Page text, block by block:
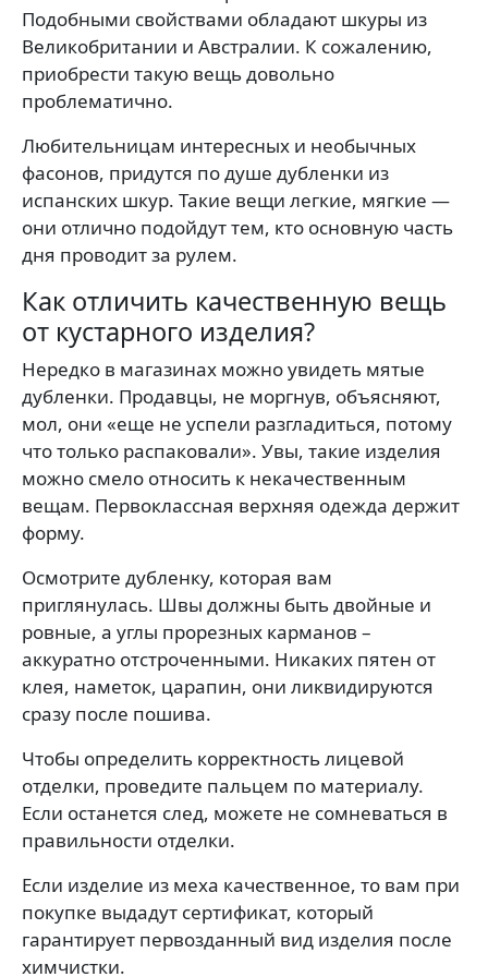
Подобными свойствами обладают шкуры из
Великобритании и Австралии. К сожалению,
приобрести такую вещь довольно
проблематично.
Любительницам интересных и необычных
фасонов, придутся по душе дубленки из
испанских шкур. Такие вещи легкие, мягкие —
они отлично подойдут тем, кто основную часть
дня проводит за рулем.
Как отличить качественную вещь
от кустарного изделия?
Нередко в магазинах можно увидеть мятые
дубленки. Продавцы, не моргнув, объясняют,
мол, они «еще не успели разгладиться, потому
что только распаковали». Увы, такие изделия
можно смело относить к некачественным
вещам. Первоклассная верхняя одежда держит
форму.
Осмотрите дубленку, которая вам
приглянулась. Швы должны быть двойные и
ровные, а углы прорезных карманов –
аккуратно отстроченными. Никаких пятен от
клея, наметок, царапин, они ликвидируются
сразу после пошива.
Чтобы определить корректность лицевой
отделки, проведите пальцем по материалу.
Если останется след, можете не сомневаться в
правильности отделки.
Если изделие из меха качественное, то вам при
покупке выдадут сертификат, который
гарантирует первозданный вид изделия после
химчистки.